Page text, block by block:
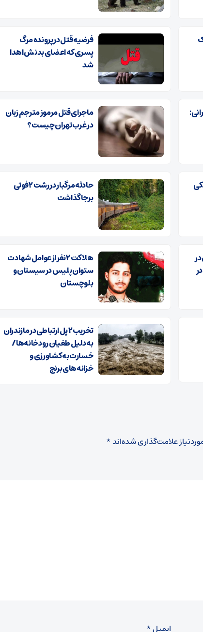
فرضیه قتل در پرونده مرگ
پسری که اعضای بدنش اهدا
شد
ماجرای قتل مرموز مترجم زبان
در غرب تهران چیست؟
حادثه مرگبار در رشت ۲ فوتی
برجا گذاشت
هلاکت ۲ نفر از عوامل شهادت
ستوان پلیس در سیستان و
بلوچستان
تخریب ۲ پل ارتباطی در مازندران
به دلیل طغیان رودخانه‌ها/
خسارت به کشاورزی و
خزانه‌های برنج
علامت‌گذاری شده‌اند*
ایمیل*